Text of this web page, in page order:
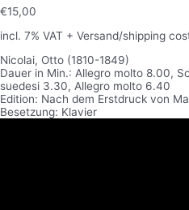
€15,00
incl. 7% VAT + Versand/shipping
Nicolai, Otto (1810-1849)
Dauer in Min.: Allegro molto 8.00,
suedesi 3.30, Allegro molto 6.40
Edition: Nach dem Erstdruck von
Besetzung: Klavier